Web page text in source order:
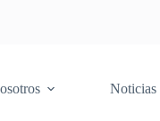
Noticias